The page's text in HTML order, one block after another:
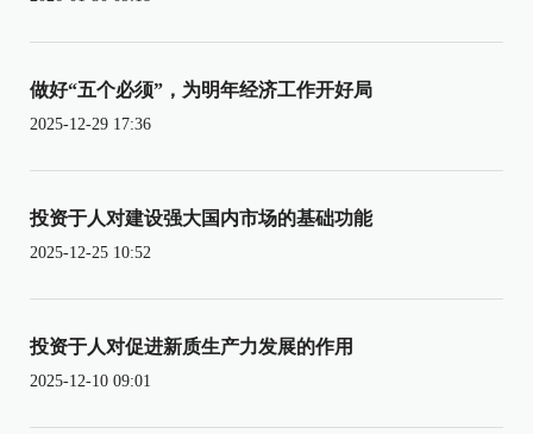
做好“五个必须”，为明年经济工作开好局
2025-12-29 17:36
投资于人对建设强大国内市场的基础功能
2025-12-25 10:52
投资于人对促进新质生产力发展的作用
2025-12-10 09:01